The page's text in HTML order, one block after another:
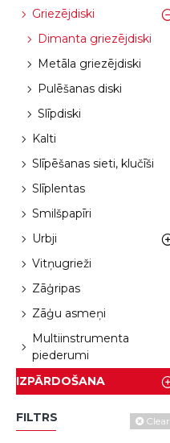
Griezējdiski
Dimanta griezējdiski
Metāla griezējdiski
Pulēšanas diski
Slīpdiski
Kalti
Slīpēšanas sieti, klučīši
Slīplentas
Smilšpapīri
Urbji
Vitņugrieži
Zāģripas
Zāģu asmeņi
Multiinstrumenta
piederumi
IZPĀRDOŠANA
FILTRS Clear